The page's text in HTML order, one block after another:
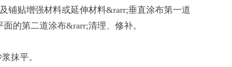
贴增强材料或延伸材料&rarr;垂直涂布第一道
的第二道涂布&rarr;清理、修补。
抹平。